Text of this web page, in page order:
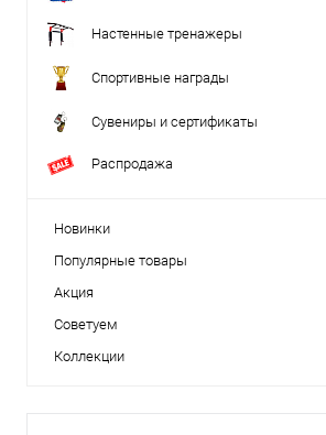
Настенные тренажеры
Спортивные награды
Сувениры и сертификаты
Распродажа
Новинки
Популярные товары
Акция
Советуем
Коллекции